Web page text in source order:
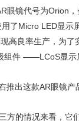
眼镜代号为Orion
了Micro LED显示
高良率生产，为了
组件 ——LCoS显示
推出这款AR眼镜产
方的情况来看，它